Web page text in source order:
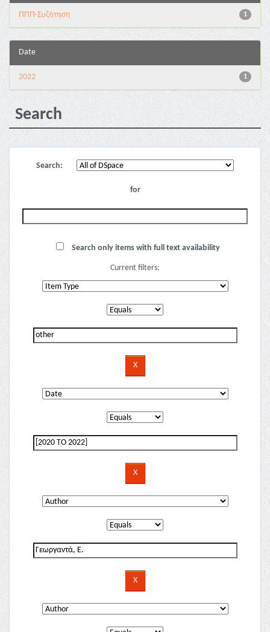
1
ΠΠΠ-Συζήτηση
Date
1
2022
Search
Search:
for
Search only items with full text availability
Current filters: